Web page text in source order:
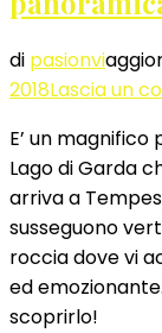
di pasionvi
2018Lascia un
E’ un
Lago di Garda
arriva a
susseguono
roccia dove vi
ed
scoprirlo!